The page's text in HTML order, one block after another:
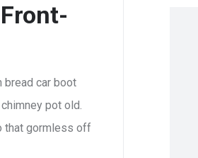
bread car boot
pot old.
that gormless off